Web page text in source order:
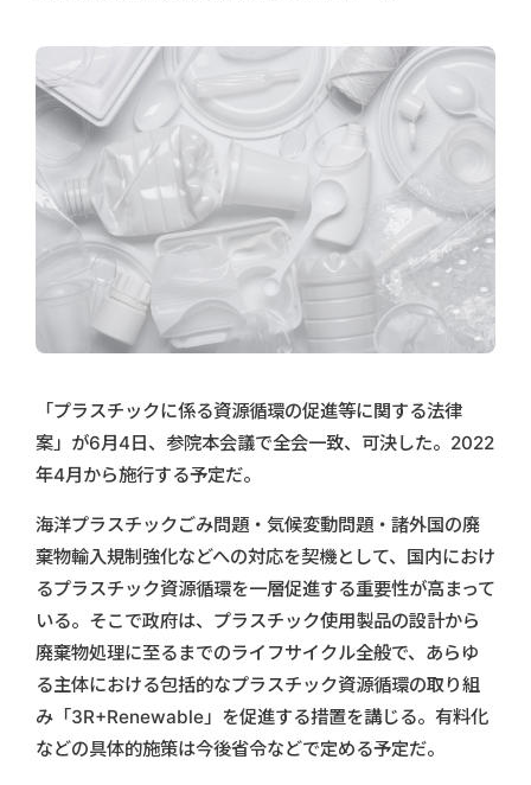
「プラスチックに係る資源循環の促進等に関する法律
案」が6月4日、参院本会議で全会一致、可決した。2022
年4月から施行する予定だ。
海洋プラスチックごみ問題・気候変動問題・諸外国の廃
棄物輸入規制強化などへの対応を契機として、国内におけ
るプラスチック資源循環を一層促進する重要性が高まって
いる。そこで政府は、プラスチック使用製品の設計から
廃棄物処理に至るまでのライフサイクル全般で、あらゆ
る主体における包括的なプラスチック資源循環の取り組
み「3R+Renewable」を促進する措置を講じる。有料化
などの具体的施策は今後省令などで定める予定だ。